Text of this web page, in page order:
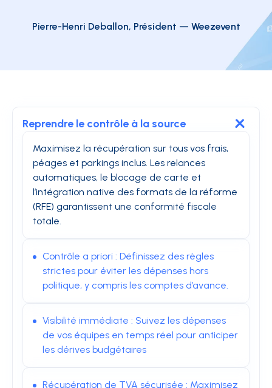
Pierre-Henri Deballon, Président — Weezevent
Reprendre le contrôle à la source
Maximisez la récupération sur tous vos frais,
péages et parkings inclus. Les relances
automatiques, le blocage de carte et
l’intégration native des formats de la réforme
(RFE) garantissent une conformité fiscale
totale.
Contrôle a priori : Définissez des règles
strictes pour éviter les dépenses hors
politique, y compris les comptes d’avance.
Visibilité immédiate : Suivez les dépenses
de vos équipes en temps réel pour anticiper
les dérives budgétaires
Récupération de TVA sécurisée : Maximisez